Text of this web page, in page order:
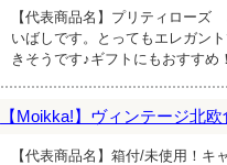
【代表商品名】プリティローズ
いばしです。とってもエレガン
きそうです♪ギフトにもおすすめ
【Moikka!】ヴィンテージ北
【代表商品名】箱付/未使用！